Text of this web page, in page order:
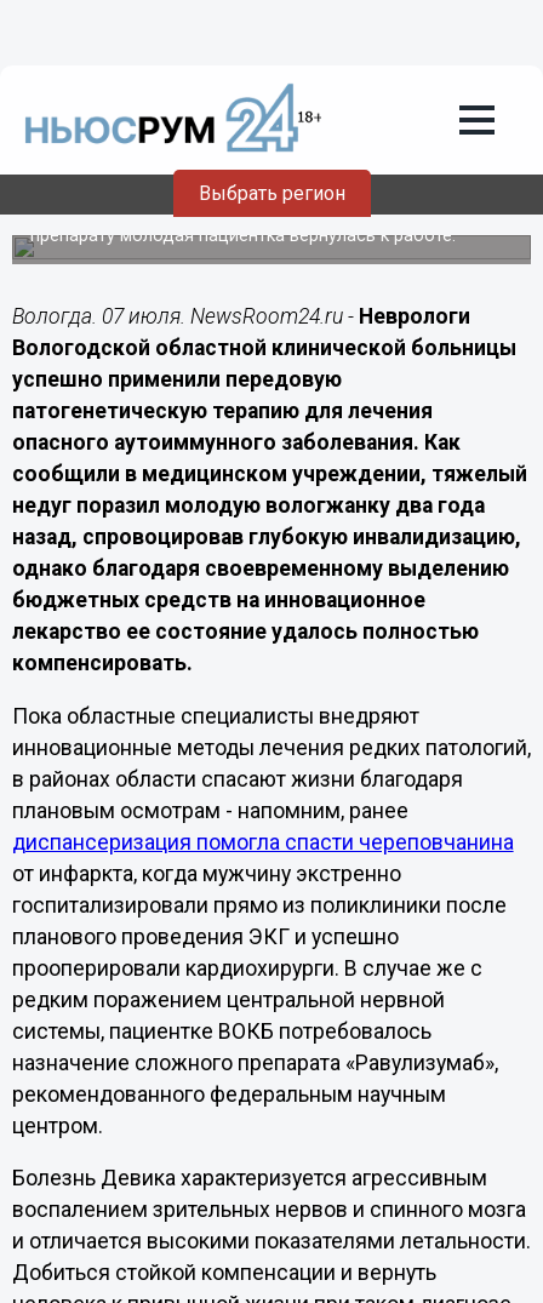
Выбрать регион
Вологодские врачи впервые победили
инвалидность при редкой болезни
Девика
Благодаря закупленному регионом дорогостоящему
препарату молодая пациентка вернулась к работе.
Вологда. 07 июля. NewsRoom24.ru - Неврологи
Вологодской областной клинической больницы
успешно применили передовую
патогенетическую терапию для лечения
опасного аутоиммунного заболевания. Как
сообщили в медицинском учреждении, тяжелый
недуг поразил молодую вологжанку два года
назад, спровоцировав глубокую инвалидизацию,
однако благодаря своевременному выделению
бюджетных средств на инновационное
лекарство ее состояние удалось полностью
компенсировать.
Пока областные специалисты внедряют
инновационные методы лечения редких патологий,
в районах области спасают жизни благодаря
плановым осмотрам - напомним, ранее
диспансеризация помогла спасти череповчанина
от инфаркта, когда мужчину экстренно
госпитализировали прямо из поликлиники после
планового проведения ЭКГ и успешно
прооперировали кардиохирурги. В случае же с
редким поражением центральной нервной
системы, пациентке ВОКБ потребовалось
назначение сложного препарата «Равулизумаб»,
рекомендованного федеральным научным
центром.
Болезнь Девика характеризуется агрессивным
воспалением зрительных нервов и спинного мозга
и отличается высокими показателями летальности.
Добиться стойкой компенсации и вернуть